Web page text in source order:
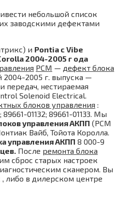
небольшой список
заводскими дефектами
и Pontia с Vibe
2004-2005 г ода
PCM — дефект блока
2004-2005 г. выпуска —
передач, нестираемая
Solenoid Electrical.
блоков управления :
01132; 89661-01133. Мы
управления АКПП (PCM
Вайб, Тойота Королла.
управления АКПП 8 000-9
После ремонта блока
сброс старых настроек
сканером. Вы
, либо в дилерском центре